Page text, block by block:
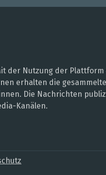
der Nutzung der
erhalten die
Die Nachrichten
Kanälen.